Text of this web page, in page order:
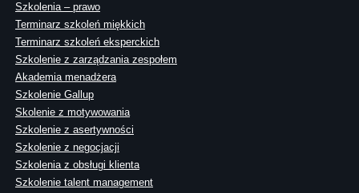
Szkolenia – prawo
Terminarz szkoleń miękkich
Terminarz szkoleń eksperckich
Szkolenie z zarządzania zespołem
Akademia menadżera
Szkolenie Gallup
Skolenie z motywowania
Szkolenie z asertywności
Szkolenie z negocjacji
Szkolenia z obsługi klienta
Szkolenie talent management